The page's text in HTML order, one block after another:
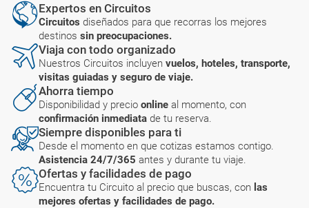
Expertos en Circuitos
Circuitos diseñados para que recorras los mejores
destinos sin preocupaciones.
Viaja con todo organizado
Nuestros Circuitos incluyen vuelos, hoteles, transporte,
visitas guiadas y seguro de viaje.
Ahorra tiempo
Disponibilidad y precio online al momento, con
confirmación inmediata de tu reserva.
Siempre disponibles para ti
Desde el momento en que cotizas estamos contigo.
Asistencia 24/7/365 antes y durante tu viaje.
Ofertas y facilidades de pago
Encuentra tu Circuito al precio que buscas, con las
mejores ofertas y facilidades de pago.